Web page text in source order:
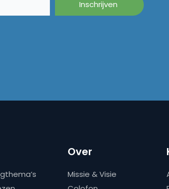
Over
Missie & Visie